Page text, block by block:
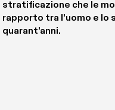
stratificazione che le
rapporto tra l’uomo e
quarant’anni.